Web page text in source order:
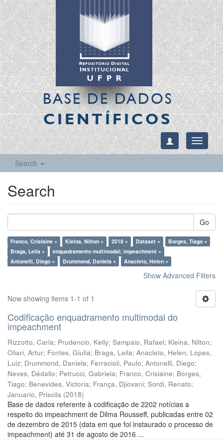
BASE DE DADOS
CIENTÍFICOS
Toggle
Search
Search
Go
Franco, Crislaine × Kleina, Nilton × 2018 × Dataset ×
Borges, Tiago ×
Braga, Leila ×
enquadramento multimodal; impeachment ×
Antonelli, Diego ×
Drummond, Daniela × Anacleto, Helen ×
Show Advanced Filters
Now showing items 1-1 of 1
Codificação enquadramento multimodal do
impeachment
Rizzotto, Carla; Prudencio, Kelly; Sampaio, Rafael; Kleina, Nilton;
Oliari, Artur; Fontes, Giulia; Braga, Leila; Anacleto, Helen; Lopes,
Luiz; Drummond, Daniela; Ferracioli, Paulo; Antonelli, Diego;
Neves, Dédallo; Petrucci, Gabriela; Franco, Crislaine; Borges,
Tiago; Benevides, Victoria; França, Djiovani; Sordi, Renato;
Januario, Priscila (2018)
Base de dados referente à codificação de 2202 notícias a
respeito do impeachment de Dilma Rousseff, publicadas entre 02
de dezembro de 2015 (data em que foi instaurado o processo de
impeachment) até 31 de agosto de 2016 ...